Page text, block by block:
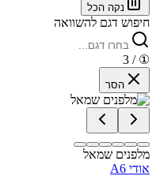
נקה הכל
חיפוש דגם להשוואה
①
/ 3
הסר
מלפנים שמאל
אודי A6